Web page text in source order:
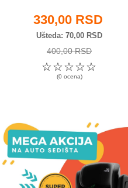
330,00 RSD
Ušteda 70,00 RSD
400,00 RSD
☆
☆
☆
☆
☆
(0 ocena)